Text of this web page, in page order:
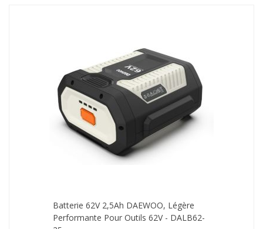
Batterie 62V 2,5Ah DAEWOO, Légère
Performante Pour Outils 62V - DALB62-